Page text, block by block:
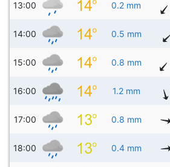
13:00 0.2 mm
14:00 0.5 mm
15:00 0.8 mm
16:00 1.2 mm
17:00 0.8 mm
18:00 0.4 mm